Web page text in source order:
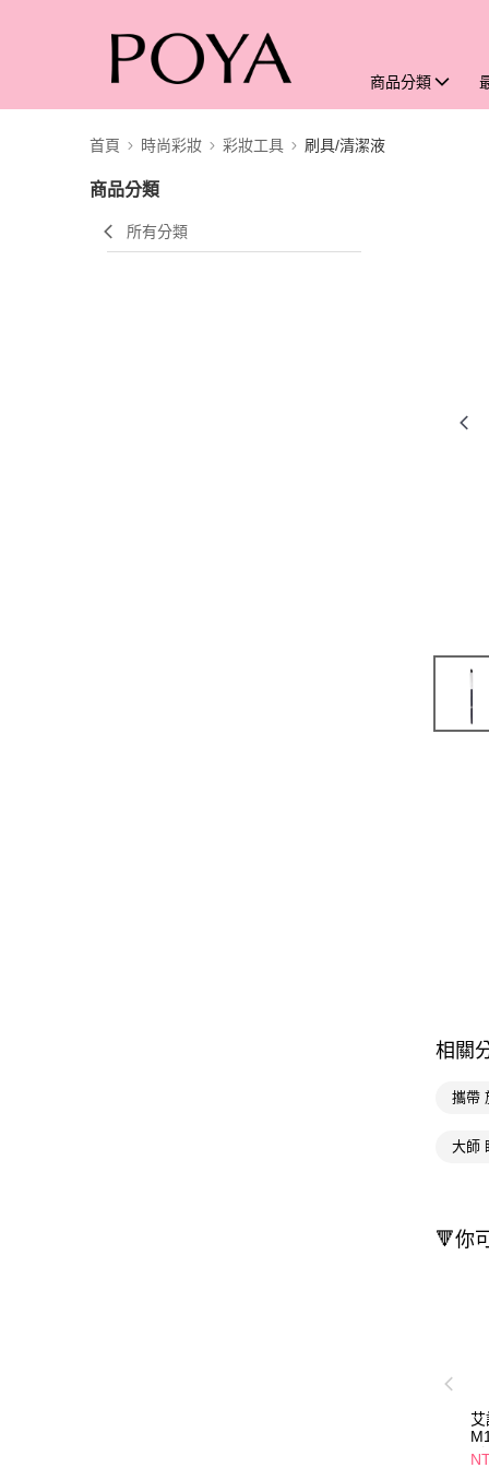
商品分類
首頁 時尚彩妝 彩妝工具 刷具/清潔液
商品分類
所有分類
相關
攜帶
大師
🔻你
艾
影